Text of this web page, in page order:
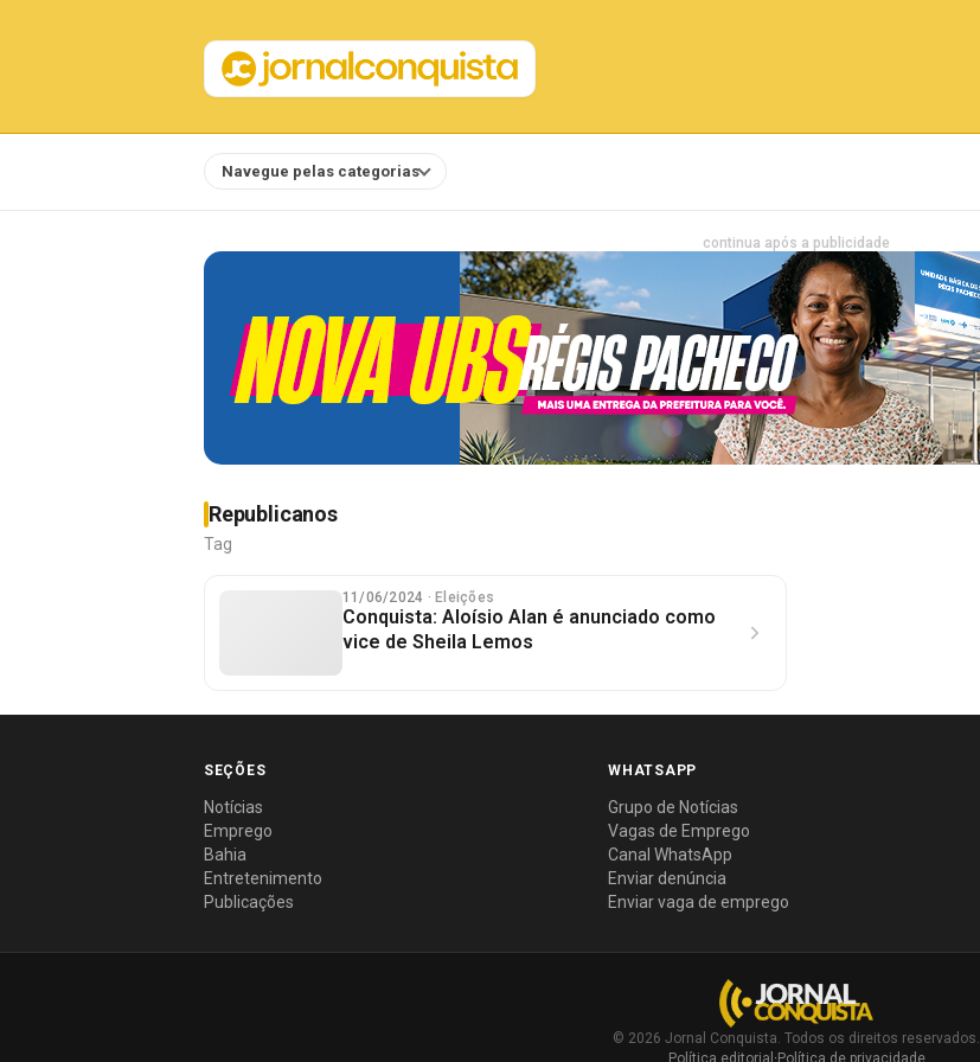
Navegue pelas categorias
continua após a publicidade
Republicanos
Tag
11/06/2024 · Eleições
Conquista: Aloísio Alan é anunciado como
vice de Sheila Lemos
SEÇÕES
Notícias
Emprego
Bahia
Entretenimento
Publicações
WHATSAPP
Grupo de Notícias
Vagas de Emprego
Canal WhatsApp
Enviar denúncia
Enviar vaga de emprego
© 2026 Jornal Conquista. Todos os direitos reservados.
Política editorial · Política de privacidade